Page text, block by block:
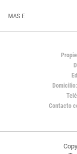
MAS E
Domicilio:
Contacto